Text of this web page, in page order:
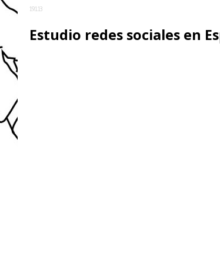
19.1.13
Estudio redes sociales en